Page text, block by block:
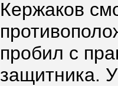
Кержаков
пробил с
защитника.